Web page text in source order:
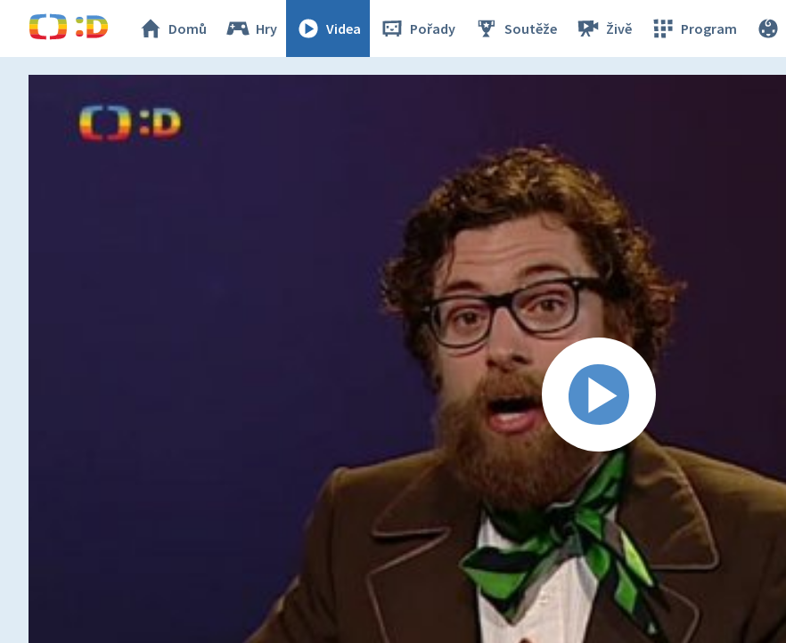
Domů Hry Videa Pořady Soutěže Živě Program